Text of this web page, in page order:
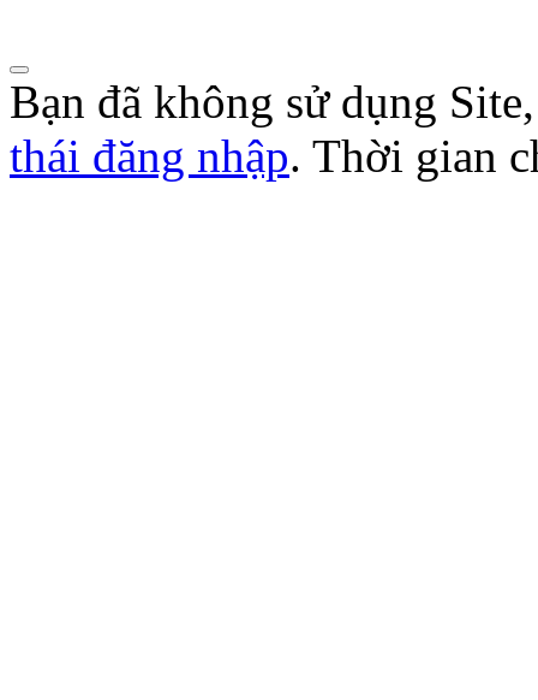
Bạn đã không sử dụng
thái đăng nhập. Thời gian